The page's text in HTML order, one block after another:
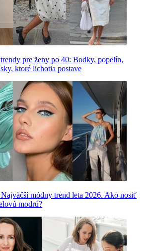
pre ženy po 40: Bodky, popelín,
ktoré lichotia postave
módny trend leta 2026. Ako nosiť
modrú?